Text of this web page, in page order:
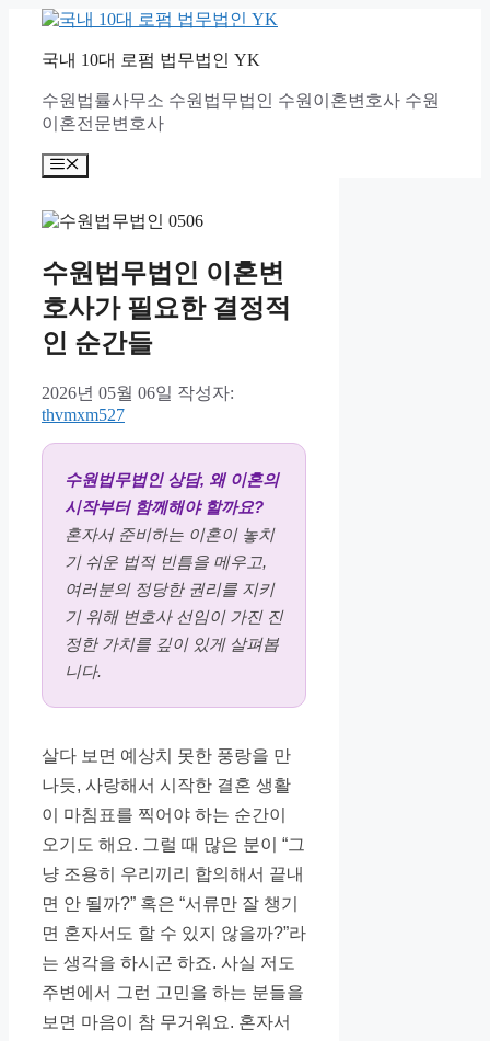
국내 10대 로펌 법무법인 YK
수원법률사무소 수원법무법인 수원이혼변호사 수원
이혼전문변호사
메
수원법무법인 이혼변
호사가 필요한 결정적
인 순간들
2026년 05월 06일 작성자:
thvmxm527
수원법무법인 상담, 왜 이혼의
시작부터 함께해야 할까요?
혼자서 준비하는 이혼이 놓치
기 쉬운 법적 빈틈을 메우고,
여러분의 정당한 권리를 지키
기 위해 변호사 선임이 가진 진
정한 가치를 깊이 있게 살펴봅
니다.
살다 보면 예상치 못한 풍랑을 만
나듯, 사랑해서 시작한 결혼 생활
이 마침표를 찍어야 하는 순간이
오기도 해요. 그럴 때 많은 분이 “그
냥 조용히 우리끼리 합의해서 끝내
면 안 될까?” 혹은 “서류만 잘 챙기
면 혼자서도 할 수 있지 않을까?”라
는 생각을 하시곤 하죠. 사실 저도
주변에서 그런 고민을 하는 분들을
보면 마음이 참 무거워요. 혼자서